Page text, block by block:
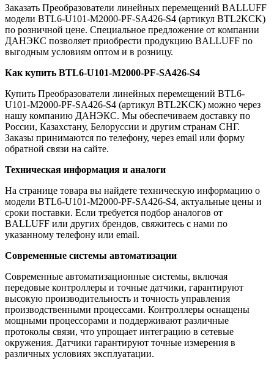
Заказать Преобразователи линейных перемещений BALLUFF
модели BTL6-U101-M2000-PF-SA426-S4 (артикул BTL2KCK)
по розничной цене. Специальное предложение от компании
ДАНЭКС позволяет приобрести продукцию BALLUFF по
выгодным условиям оптом и в розницу.
Как купить BTL6-U101-M2000-PF-SA426-S4
Купить Преобразователи линейных перемещений BTL6-
U101-M2000-PF-SA426-S4 (артикул BTL2KCK) можно через
нашу компанию ДАНЭКС. Мы обеспечиваем доставку по
России, Казахстану, Белоруссии и другим странам СНГ.
Заказы принимаются по телефону, через email или форму
обратной связи на сайте.
Техническая информация и аналоги
На странице товара вы найдете техническую информацию о
модели BTL6-U101-M2000-PF-SA426-S4, актуальные цены и
сроки поставки. Если требуется подбор аналогов от
BALLUFF или других брендов, свяжитесь с нами по
указанному телефону или email.
Современные системы автоматизации
Современные автоматизационные системы, включая
передовые контроллеры и точные датчики, гарантируют
высокую производительность и точность управления
производственными процессами. Контроллеры оснащены
мощными процессорами и поддерживают различные
протоколы связи, что упрощает интеграцию в сетевые
окружения. Датчики гарантируют точные измерения в
различных условиях эксплуатации.